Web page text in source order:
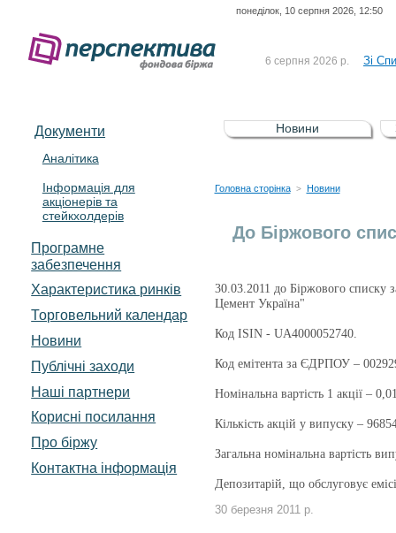
понеділок, 10 серпня 2026, 12:50
6 серпня 2026 р. Зі
5 серпня 2026 р.
Зі
UA4000232607)
4 серпня 2026 р.
Документи
Аналітика
Інформація для
акціонерів та
стейкхолдерів
Програмне
забезпечення
Характеристика pинків
Торговельний календар
Новини
Публічні заходи
Наші партнери
Корисні посилання
Про біржу
Контактна інформація
Новини
Головна сторінка > Новини
До Біржового
30.03.2011 до Біржового списку
Цемент Україна"
Код ISIN - UA4000052740.
Код емітента за ЄДРПОУ –
Номінальна вартість 1 акції – 0,0
Кількість акцій у випуску – 9685
Загальна номінальна вартість
Депозитарій, що обслуговує
30 березня 2011 р.